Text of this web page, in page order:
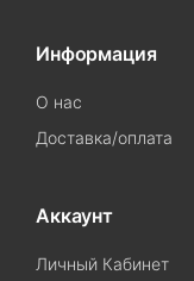
Информация
О нас
Доставка/оплата
Аккаунт
Личный Кабинет